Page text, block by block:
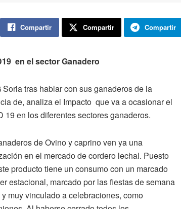
Compartir Compartir Compartir
en el sector Ganadero
Soria tras hablar con sus ganaderos de la
de, analiza el Impacto que va a ocasionar el
19 en los diferentes sectores ganaderos.
de Ovino y caprino ven ya una
en el mercado de cordero lechal. Puesto
producto tiene un consumo con un marcado
estacional, marcado por las fiestas de semana
y muy vinculado a celebraciones, como